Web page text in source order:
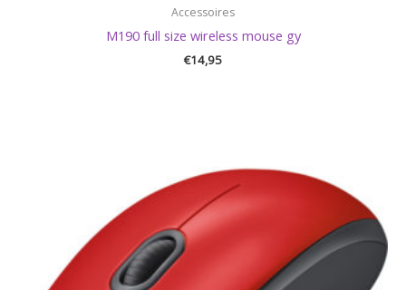
Accessoires
M190 full size wireless mouse gy
€14,95